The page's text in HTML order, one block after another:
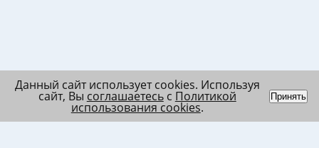
Данный сайт использует cookies. Используя
сайт, Вы соглашаетесьс Политикой
использования cookies.
Принять